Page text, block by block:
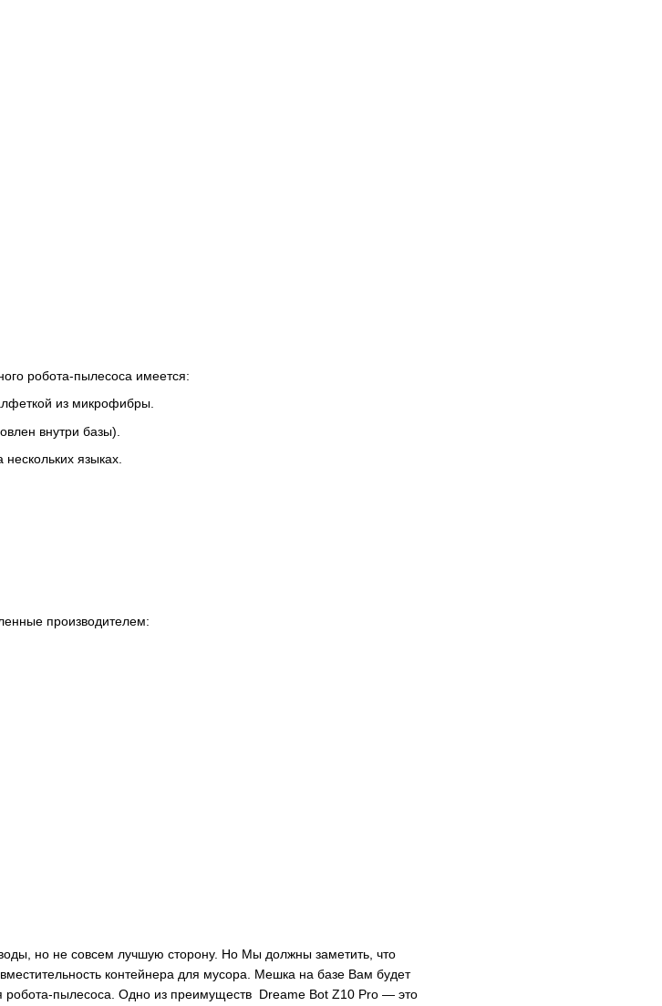
робота-пылесоса имеется:
из микрофибры.
внутри базы).
языках.
производителем:
но не совсем лучшую сторону. Но Мы должны заметить, что
контейнера для мусора. Мешка на базе Вам будет
робота-пылесоса. Одно из преимуществ Dreame Bot Z10 Pro — это